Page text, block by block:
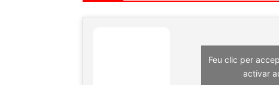
Feu clic per
activar